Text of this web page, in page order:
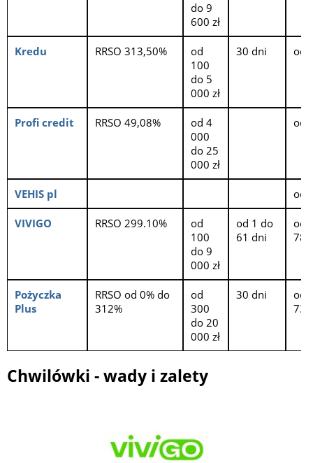
do 9
600 zł
Kredu RRSO 313,50%
od
100
do 5
000 zł
30 dni od
Profi credit RRSO 49,08%
od 4
000
do 25
000 zł
od
VEHIS pl od
VIVIGO RRSO 299.10%
od
100
do 9
000 zł
od 1 do
61 dni
od
78
Pożyczka
Plus
RRSO od 0% do
312%
od
300
do 20
000 zł
30 dni
od
73
Chwilówki - wady i zalety